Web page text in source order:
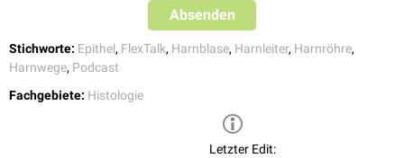
Absenden
Stichworte: Epithel, FlexTalk, Harnblase, Harnleiter, Harnröhre,
Harnwege, Podcast
Fachgebiete: Histologie
Letzter Edit: